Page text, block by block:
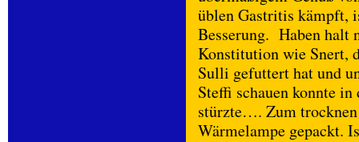
üblen Gastritis kämpft,
Besserung. Haben halt
Konstitution wie Snert,
Sulli gefuttert hat und
Steffi schauen konnte
stürzte…. Zum
Wärmelampe gepackt.